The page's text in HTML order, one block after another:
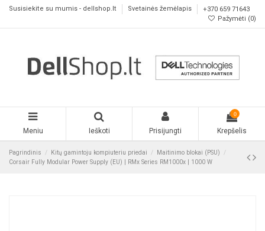
Susisiekite su mumis - dellshop.lt Svetainės žemėlapis
+370 659 71643
Pažymėti (0)
Meniu Ieškoti Prisijungti
0
Krepšelis
Pagrindinis Kitų gamintoju kompiuteriu priedai
Maitinimo blokai (PSU)
Corsair Fully Modular Power Supply (EU) | RMx Series RM1000x | 1000 W